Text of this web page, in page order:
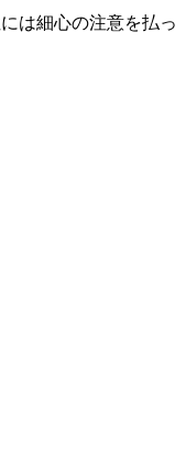
は細心の注意を払っ